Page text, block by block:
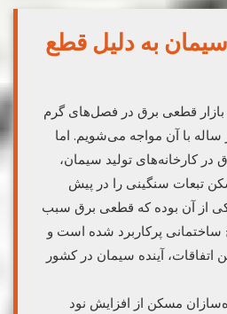
به دلیل قطع
قطعی برق در فصل‌های گرم
با آن مواجه می‌شویم. اما
کارخانه‌های تولید سیمان،
تبعات سنگینی را در پیش
از آن بوده که قطعی برق سبب
پرکاربرد شده است و
اتفاقات، آینده سیمان در کشور
مسکن از افزایش نود